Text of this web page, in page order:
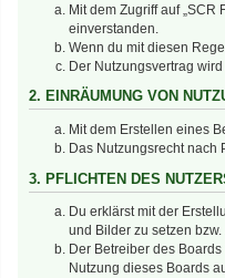
Mit dem Zugriff auf
einverstanden.
Wenn du mit diesen
Der Nutzungsvertrag
2. EINRÄUMUNG VON
Mit dem Erstellen eines
Das Nutzungsrecht nach
3. PFLICHTEN DES
Du erklärst mit der
und Bilder zu setzen
Der Betreiber des
Nutzung dieses Boards